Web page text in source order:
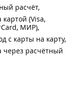
расчёт
картой (Visa,
МИР)
с карты на карту
через расчётный